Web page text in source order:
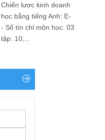
lược kinh doanh
bằng tiếng Anh: E-
Số tín chỉ môn học: 03
10;...